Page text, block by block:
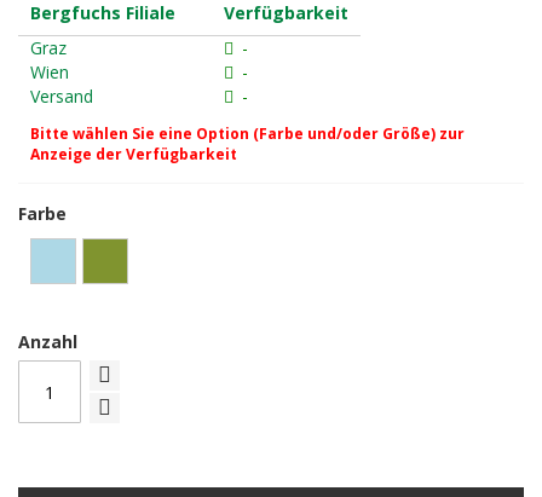
Bergfuchs Filiale
Verfügbarkeit
Graz
-
Wien
-
Versand
-
Bitte wählen Sie eine Option (Farbe und/oder Größe) zur
Anzeige der Verfügbarkeit
Farbe
Anzahl